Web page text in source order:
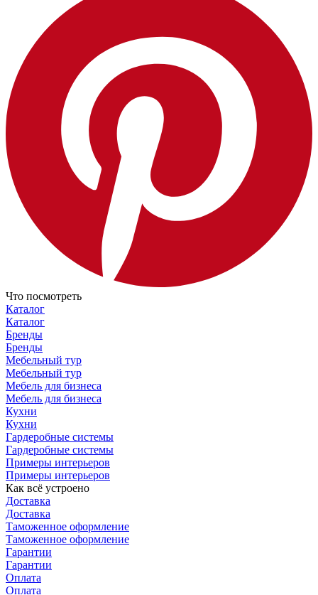
Что посмотреть
Каталог
Каталог
Бренды
Бренды
Мебельный тур
Мебельный тур
Мебель для бизнеса
Мебель для бизнеса
Кухни
Кухни
Гардеробные системы
Гардеробные системы
Примеры интерьеров
Примеры интерьеров
Как всё устроено
Доставка
Доставка
Таможенное оформление
Таможенное оформление
Гарантии
Гарантии
Оплата
Оплата